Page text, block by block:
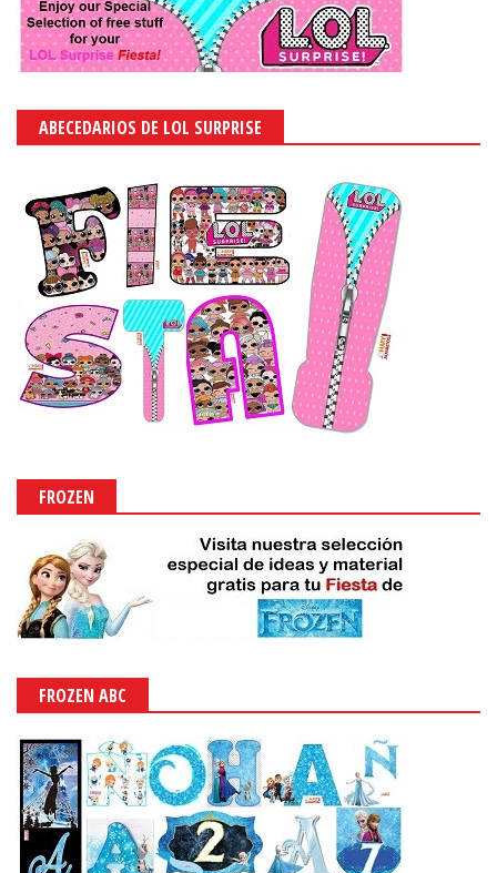
ABECEDARIOS DE LOL SURPRISE
FROZEN
FROZEN ABC